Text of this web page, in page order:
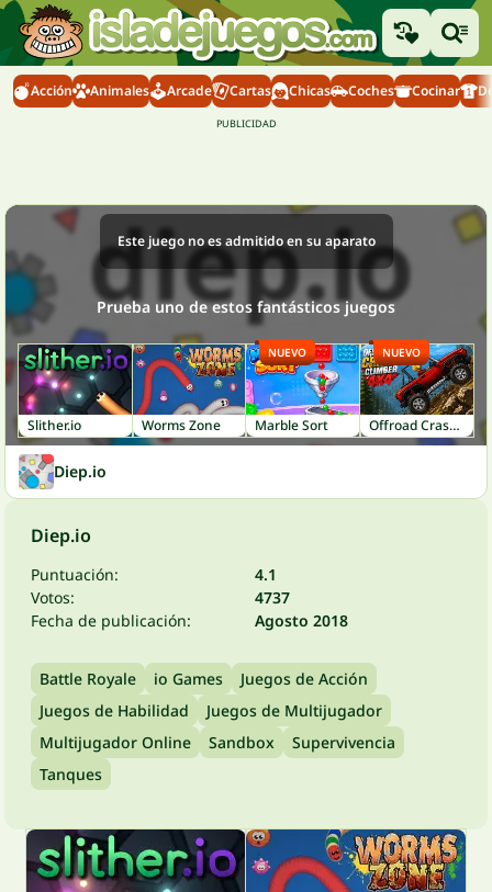
Acción Animales Arcade Cartas Chicas Coches Cocinar
Este juego no es admitido en su aparato
Prueba uno de estos fantásticos juegos
Slither.io Worms Zone Marble Sort
NUEVO
Offroad Crash Climber 4X4
NUEVO
Diep.io
Diep.io
Puntuación:
4.1
Votos:
4737
Fecha de publicación:
Agosto 2018
Battle Royale io Games
Juegos de Acción
Juegos de Habilidad
Juegos de Multijugador
Multijugador Online
Sandbox
Supervivencia
Tanques